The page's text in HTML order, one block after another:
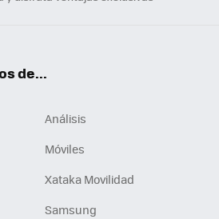
de...
Análisis
Móviles
Xataka Movilidad
Samsung